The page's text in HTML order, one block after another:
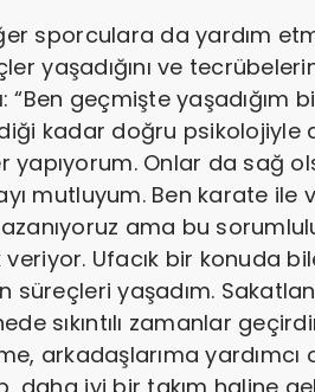
sporculara da yardım
yaşadığını ve
geçmişte yaşadığım
kadar doğru psikolojiyle
Onlar da sağ
mutluyum. Ben karate ile
ama bu
Ufacık bir konuda
yaşadım.
sıkıntılı zamanlar
arkadaşlarıma yardımcı
daha iyi bir takım haline